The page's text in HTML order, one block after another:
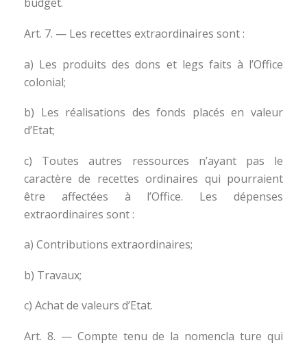
budget.
Art. 7. — Les recettes extraordinaires sont :
a) Les produits des dons et legs faits à l’Office
colonial;
b) Les réalisations des fonds placés en valeur
d’Etat;
c) Toutes autres ressources n’ayant pas le
caractère de recettes ordinaires qui pourraient
être affectées à l’Office. Les dépenses
extraordinaires sont :
a) Contributions extraordinaires;
b) Travaux;
c) Achat de valeurs d’Etat.
Art. 8. — Compte tenu de la nomencla ture qui